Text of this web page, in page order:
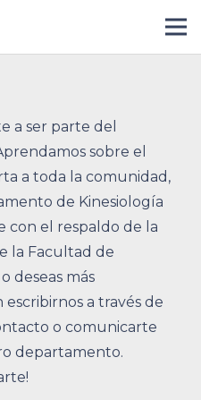
a ser parte del
sobre el
a toda la comunidad,
de Kinesiología
con el respaldo de la
la Facultad de
deseas más
a través de
o comunicarte
departamento.